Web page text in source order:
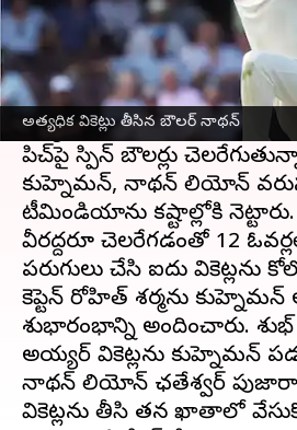
అత్యధిక వికెట్లు తీసిన బౌలర్ నాథన్
ఈ వార్తాకథనం ఏంటి
బోర్డర్ గవాస్కర్ ట్రోఫీలో భాగంగా
జరుగుతున్న మూడో టెస్టులో
విజృంభిస్తున్నారు. పేస్‌కు
పిచ్‌పై స్పిన్ బౌలర్లు
కుహ్నెమన్, నాథన్ లియోన్
టీమిండియాను కష్టాల్లోకి నెట్టారు.
వీరద్దరూ చెలరేగడంతో 12
పరుగులు చేసి ఐదు
కెప్టెన్ రోహిత్ శర్మను
శుభారంభాన్ని అందించారు.
అయ్యర్ వికెట్లను కుహ్నెమన్
నాథన్‌ లియోన్‌ ఛతేశ్వర్‌ పుజారా,
వికెట్లను తీసి తన ఖాతాలో